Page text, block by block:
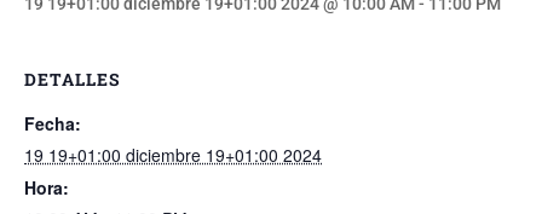
19 19+01:00 diciembre 19+01:00 2024 @ 10:00 AM- 11:00 PM
DETALLES
Fecha:
19 19+01:00 diciembre 19+01:00 2024
Hora: